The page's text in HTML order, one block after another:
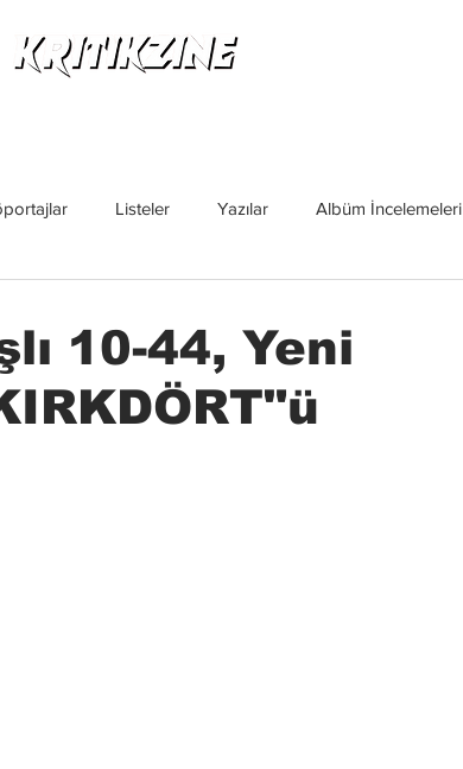
Listeler Yazılar Albüm İncelemeleri
10-44, Yeni